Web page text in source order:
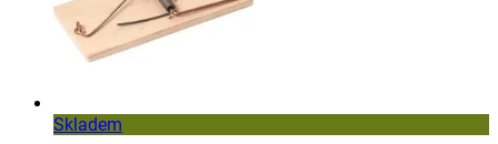
Skladem